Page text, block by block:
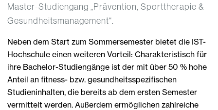
Master-Studiengang „Prävention, Sporttherapie &
Gesundheitsmanagement“.
Neben dem Start zum Sommersemester bietet die IST-
Hochschule einen weiteren Vorteil: Charakteristisch für
ihre Bachelor-Studiengänge ist der mit über 50 % hohe
Anteil an fitness- bzw. gesundheitsspezifischen
Studieninhalten, die bereits ab dem ersten Semester
vermittelt werden. Außerdem ermöglichen zahlreiche